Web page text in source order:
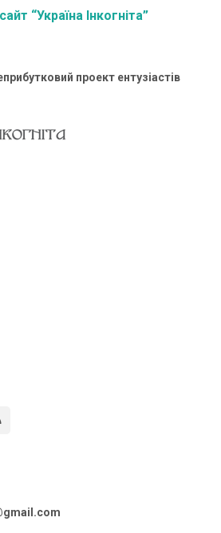
“Україна Інкогніта”
проект ентузіастів